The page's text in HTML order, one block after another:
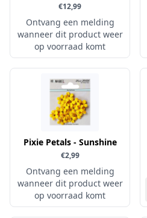
Sprinkletz
Stamperia
Starform
Steadler
Stitch & Do
Studio Light
Te Gekke Krijtjes
The Paper Boutique
Totally - Tiffany
Vaessen Creative
€12,99
Ontvang een melding
wanneer dit product weer
op voorraad komt
Pixie Petals - Sunshine
€2,99
Ontvang een melding
wanneer dit product weer
op voorraad komt